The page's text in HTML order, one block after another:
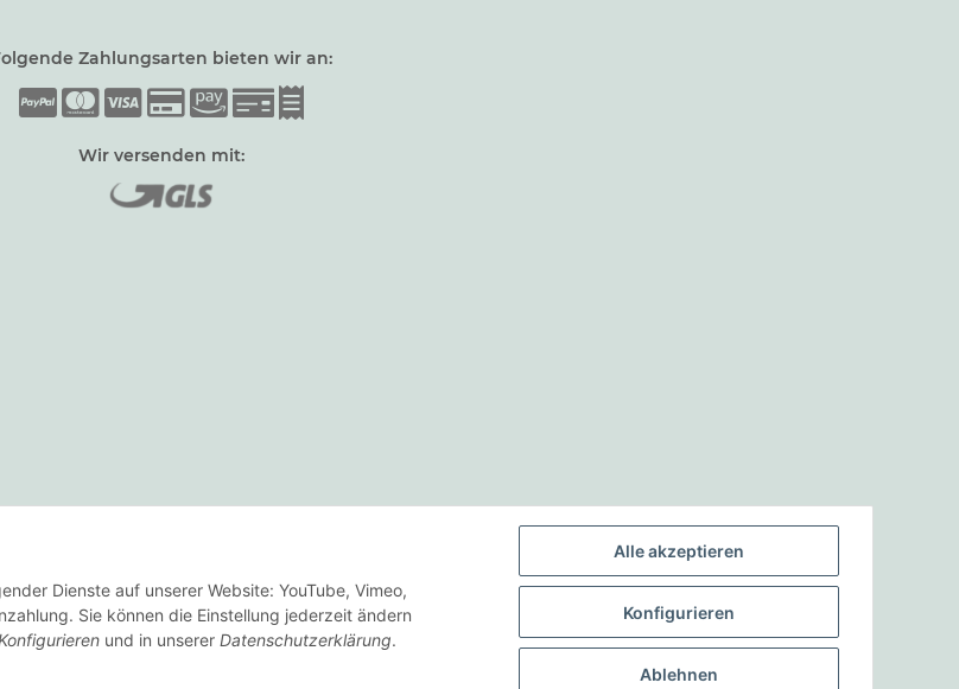
Zahlungsarten bieten wir an:
Wir versenden mit:
Vertrag widerrufen
Dienste auf unserer Website: YouTube, Vimeo,
Sie können die Einstellung jederzeit ändern
und in unserer Datenschutzerklärung.
Alle akzeptieren
Konfigurieren
Ablehnen